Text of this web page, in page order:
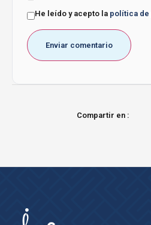
He leído y acepto la política de
Compartir en :